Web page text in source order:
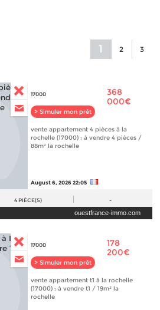
1 2 3
17000
> Simuler mon prêt
368
000€
vente appartement 4 pièces à la
rochelle (17000) : à vendre 4 pièces /
88m² la rochelle
August 6, 2026 22:05
4 PIÈCE(S) -
ouestfrance-immo.com
17000
> Simuler mon prêt
178
200€
vente appartement t1 à la rochelle
(17000) : à vendre t1 / 19m² la
rochelle